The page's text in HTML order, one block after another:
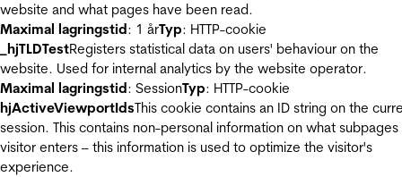
website and what pages have been read.
Maximal lagringstid: 1 årTyp: HTTP-cookie
_hjTLDTestRegisters statistical data on users' behaviour on the
website. Used for internal analytics by the website operator.
Maximal lagringstid: SessionTyp: HTTP-cookie
hjActiveViewportIdsThis cookie contains an ID string on the
session. This contains non-personal information on what
visitor enters – this information is used to optimize the visitor's
experience.